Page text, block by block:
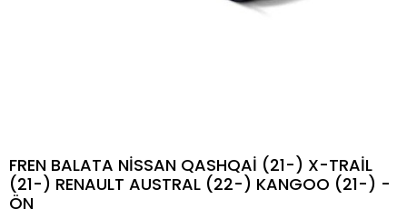
FREN BALATA NİSSAN QASHQAİ (21-) X-TRAİL
(21-) RENAULT AUSTRAL (22-) KANGOO (21-) -
ÖN